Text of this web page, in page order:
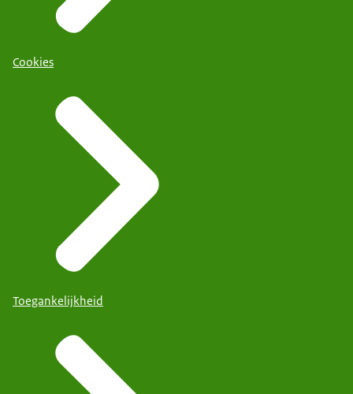
Cookies
Toegankelijkheid